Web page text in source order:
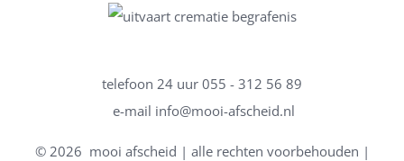
telefoon 24 uur 055 - 312 56 89
e-mail info@mooi-afscheid.nl
© 2026 mooi afscheid | alle rechten voorbehouden |